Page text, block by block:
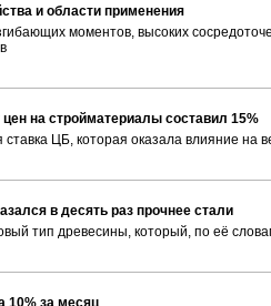
и области применения
моментов, высоких
на стройматериалы составил 15%
ЦБ, которая оказала влияние на
в десять раз прочнее стали
тип древесины, который, по её
10% за месяц